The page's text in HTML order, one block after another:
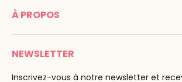
Tél : 05 53 61 21 26
Email :info@montessori-spirit.com
Mentions légales
Paiement
Livraison
À PROPOS
Montessori Spirit
Maria Montessori
La pédagogie
NEWSLETTER
Inscrivez-vous à notre newsletter et